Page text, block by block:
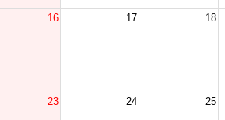
16 17 18
23 24 25